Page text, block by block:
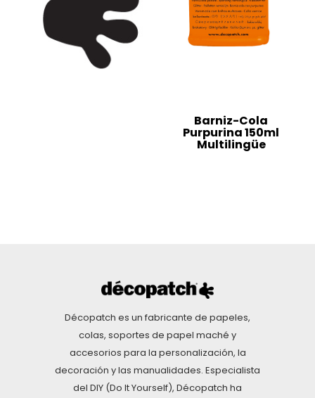
Barniz-Cola
Purpurina 150ml
Multilingüe
Décopatch es un fabricante de papeles,
colas, soportes de papel maché y
accesorios para la personalización, la
decoración y las manualidades. Especialista
del DIY (Do It Yourself), Décopatch ha